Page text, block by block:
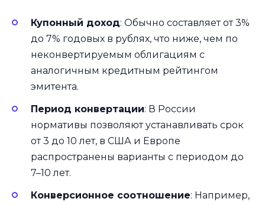
Купонный доход: Обычно составляет от 3%
до 7% годовых в рублях, что ниже, чем по
неконвертируемым облигациям с
аналогичным кредитным рейтингом
эмитента.
Период конвертации: В России
нормативы позволяют устанавливать срок
от 3 до 10 лет, в США и Европе
распространены варианты с периодом до
7–10 лет.
Конверсионное соотношение: Например,